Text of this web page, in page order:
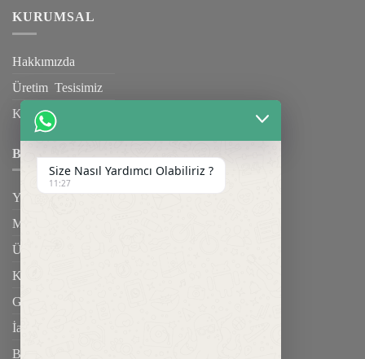
KURUMSAL
Hakkımızda
Üretim Tesisimiz
Kalite Belgelerimiz
BILGILENDIRME
Yardım
Mesafeli Satış Sözleşmesi
Üyelik Sözleşmesi
Kargo & Teslimat
Gizlilik Sözleşmesi
İade Şartları
Blog
Size Nasıl Yardımcı Olabiliriz ?
11:27